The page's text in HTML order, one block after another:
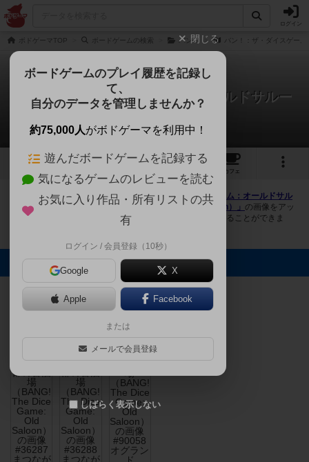
ログイン
ボドゲーマTOP ボードゲームの検索 バン！ バン！：ザ・ダイスゲー
バン！：ザ・ダイスゲーム：オールドサルー
ン / 西部の古酒場
3件の画像
3 1
カフェ
ボドゲーマにログインすると、 「バン！：ザ・ダイスゲーム：オールドサル
ーン / 西部の古酒場（BANG! The Dice Game: Old Saloon）」 の画像をアッ
プロード出来たり、他のユーザーの投稿画像に評価を付けることができま
トップに表示される画像
まつなが
オグランド
閉じる
ボードゲームのプレイ履歴を記録し
て、
自分のデータを管理しませんか？
約75,000人がボドゲーマを利用中！
遊んだボードゲームを記録する
気になるゲームのレビューを読む
お気に入り作品・所有リストの共
有
ログイン / 会員登録（10秒）
Google X
Apple Facebook
または
メールで会員登録
しばらく表示しない